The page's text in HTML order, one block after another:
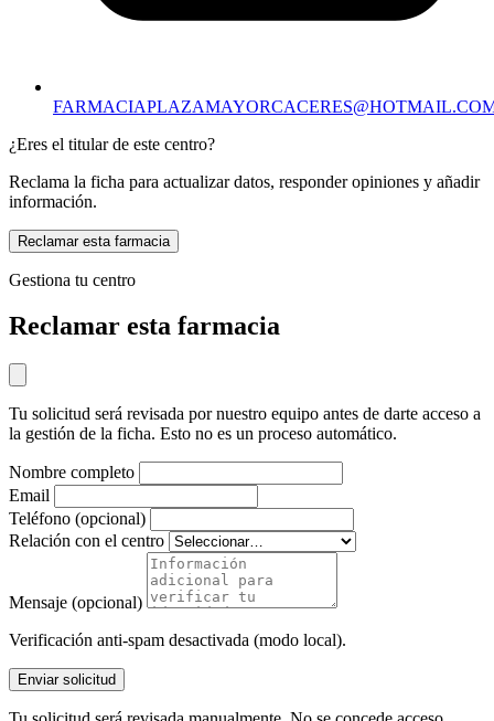
¿Eres el titular de este centro?
Reclama la ficha para actualizar datos, responder opiniones y añadir
información.
Reclamar esta farmacia
Gestiona tu centro
Reclamar esta farmacia
Tu solicitud será revisada por nuestro equipo antes de darte acceso a
la gestión de la ficha. Esto no es un proceso automático.
Nombre completo
Email
Teléfono (opcional)
Relación con el centro
Mensaje (opcional)
Verificación anti-spam desactivada (modo local).
Enviar solicitud